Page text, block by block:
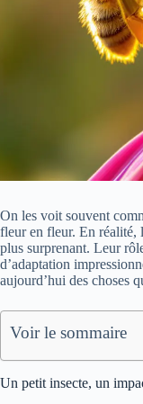
On les voit souvent
fleur en fleur. En réalité,
plus surprenant. Leur
d’adaptation
aujourd’hui des choses
Voir le sommaire
Un petit insecte, un